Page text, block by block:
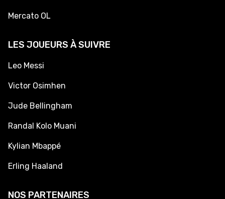
Mercato OL
LES JOUEURS À SUIVRE
Leo Messi
Victor Osimhen
Jude Bellingham
Randal Kolo Muani
Kylian Mbappé
Erling Haaland
NOS PARTENAIRES